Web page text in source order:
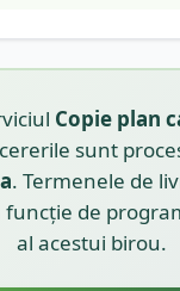
Copie plan
sunt
. Termenele de
funcție de
al acestui birou.